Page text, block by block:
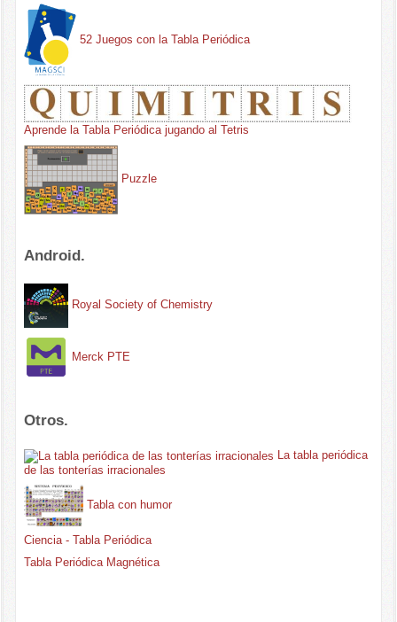
52 Juegos con la Tabla Periódica
Aprende la Tabla Periódica jugando al Tetris
Puzzle
Android.
Royal Society of Chemistry
Merck PTE
Otros.
La tabla periódica
de las tonterías irracionales
Tabla con humor
Ciencia - Tabla Periódica
Tabla Periódica Magnética